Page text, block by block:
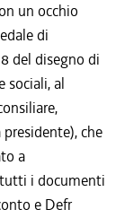
un occhio
di
del disegno di
sociali, al
che
a
i documenti
e Defr